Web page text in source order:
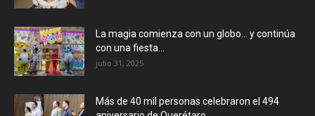
La magia comienza con un globo… y continúa
con una fiesta...
julio 31, 2025
Más de 40 mil personas celebraron el 494